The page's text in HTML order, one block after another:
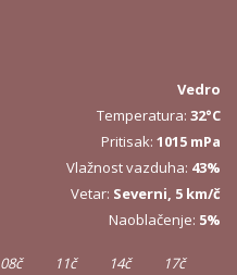
Vedro
Temperatura: 32°C
Pritisak: 1015 mPa
Vlažnost vazduha: 43%
Vetar: Severni, 5 km/č
Naoblačenje: 5%
08č 11č 14č 17č